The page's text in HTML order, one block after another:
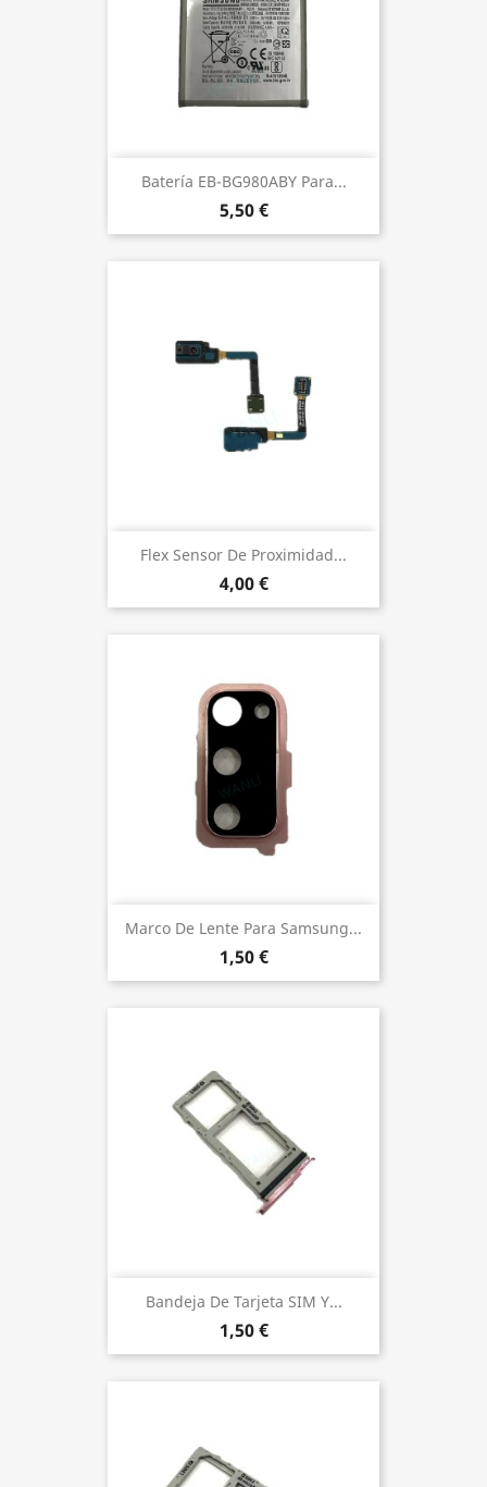
Batería EB-BG980ABY Para...
5,50 €
Flex Sensor De Proximidad...
4,00 €
Marco De Lente Para Samsung...
1,50 €
Bandeja De Tarjeta SIM Y...
1,50 €